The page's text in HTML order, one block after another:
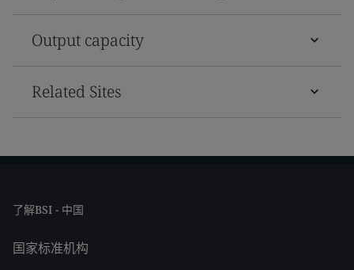
Output capacity
Related Sites
了解BSI - 中国
国家标准机构